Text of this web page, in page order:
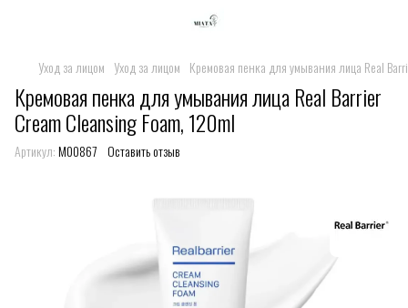
Уход за лицом Уход за лицом Кремовая пенка для умывания лица Real
Кремовая пенка для умывания лица Real Barrier
Cream Cleansing Foam, 120ml
Артикул:M00867 Оставить отзыв